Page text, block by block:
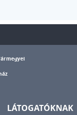
LÁTOGATÓKNAK